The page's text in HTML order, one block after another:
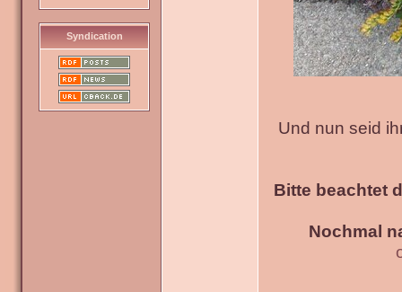
Syndication
Und nun seid
Bitte beachtet
Nochmal